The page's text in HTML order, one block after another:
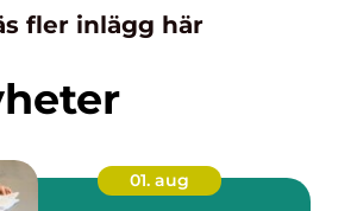
fler inlägg här
01. aug